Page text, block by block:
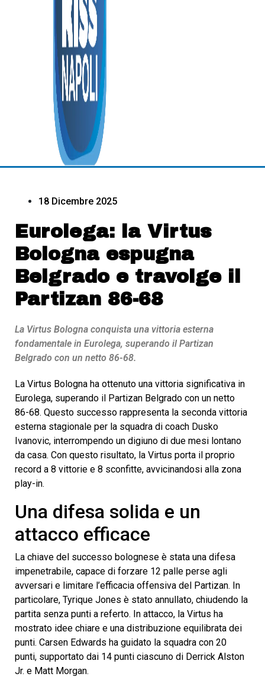
18 Dicembre 2025
Eurolega: la Virtus
Bologna espugna
Belgrado e travolge il
Partizan 86-68
La Virtus Bologna conquista una vittoria esterna
fondamentale in Eurolega, superando il Partizan
Belgrado con un netto 86-68.
La Virtus Bologna ha ottenuto una vittoria significativa in
Eurolega, superando il Partizan Belgrado con un netto
86-68. Questo successo rappresenta la seconda vittoria
esterna stagionale per la squadra di coach Dusko
Ivanovic, interrompendo un digiuno di due mesi lontano
da casa. Con questo risultato, la Virtus porta il proprio
record a 8 vittorie e 8 sconfitte, avvicinandosi alla zona
play-in.
Una difesa solida e un
attacco efficace
La chiave del successo bolognese è stata una difesa
impenetrabile, capace di forzare 12 palle perse agli
avversari e limitare l’efficacia offensiva del Partizan. In
particolare, Tyrique Jones è stato annullato, chiudendo la
partita senza punti a referto. In attacco, la Virtus ha
mostrato idee chiare e una distribuzione equilibrata dei
punti. Carsen Edwards ha guidato la squadra con 20
punti, supportato dai 14 punti ciascuno di Derrick Alston
Jr. e Matt Morgan.